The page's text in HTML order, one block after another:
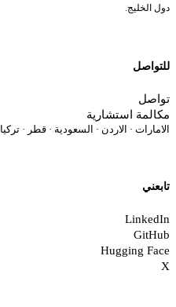
دول الخليج.
للتواصل
تواصل
مكالمة استشارية
الامارات · الاردن · السعودية · قطر · تركيا
تابعني
LinkedIn
GitHub
Hugging Face
X